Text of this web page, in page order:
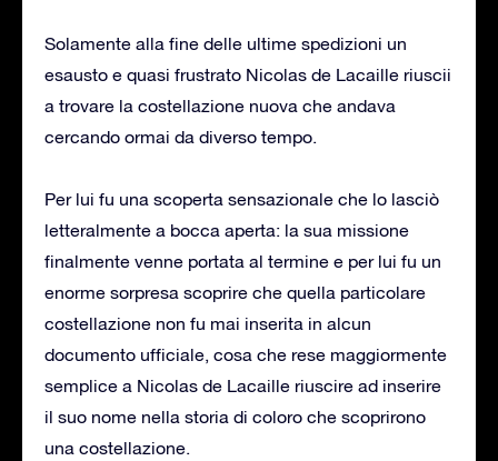
Solamente alla fine delle ultime spedizioni un
esausto e quasi frustrato Nicolas de Lacaille riuscii
a trovare la costellazione nuova che andava
cercando ormai da diverso tempo.
Per lui fu una scoperta sensazionale che lo lasciò
letteralmente a bocca aperta: la sua missione
finalmente venne portata al termine e per lui fu un
enorme sorpresa scoprire che quella particolare
costellazione non fu mai inserita in alcun
documento ufficiale, cosa che rese maggiormente
semplice a Nicolas de Lacaille riuscire ad inserire
il suo nome nella storia di coloro che scoprirono
una costellazione.